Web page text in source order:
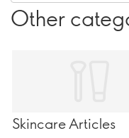
certificar de que
a receber o suficiente.
Other
Skincare Articles